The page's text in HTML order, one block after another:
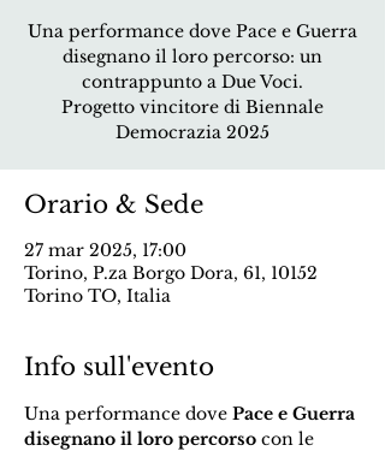
Una performance dove Pace e Guerra
disegnano il loro percorso: un
contrappunto a Due Voci.
Progetto vincitore di Biennale
Democrazia 2025
Orario & Sede
27 mar 2025, 17:00
Torino, P.za Borgo Dora, 61, 10152
Torino TO, Italia
Info sull'evento
Una performance dove Pace e Guerra
disegnano il loro percorso con le